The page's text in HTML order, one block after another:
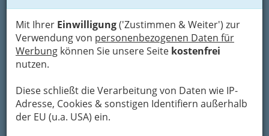
Mit Ihrer Einwilligung('Zustimmen & Weiter') zur
Verwendung von personenbezogenen Daten für
Werbung können Sie unsere Seite kostenfrei
nutzen.
Diese schließt die Verarbeitung von Daten wie IP-
Adresse, Cookies & sonstigen Identifiern außerhalb
der EU (u.a. USA) ein.